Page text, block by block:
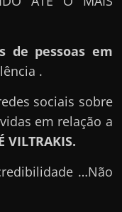
de pessoas em
.
sociais sobre
em relação a
VILTRAKIS.
…Não